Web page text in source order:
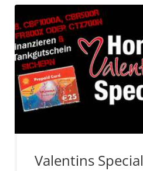
Valentins Special